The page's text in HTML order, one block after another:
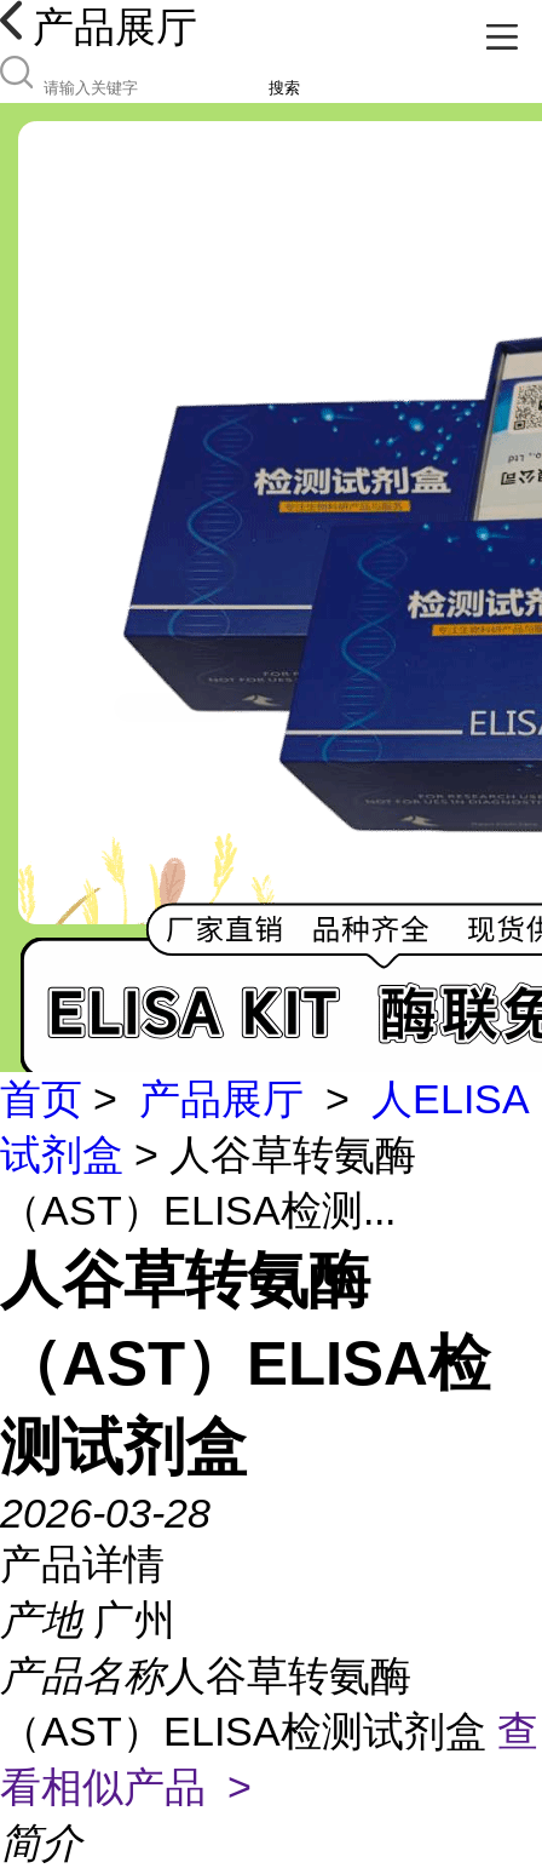
产品展厅
搜索
首页 > 产品展厅 >
人ELISA
试剂盒 > 人谷草转氨酶
（AST）ELISA检测...
人谷草转氨酶
（AST）ELISA检
测试剂盒
2026-03-28
产品详情
产地 广州
产品名称人谷草转氨酶
（AST）ELISA检测试剂盒 查
看相似产品 >
简介